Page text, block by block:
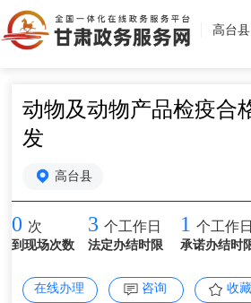
高台县
动物及动物产品检疫合
发
高台县
0 次
到现场次数
3 个工作日
法定办结时限
1 个工作日
承诺办结时
在线办理 咨询 收藏